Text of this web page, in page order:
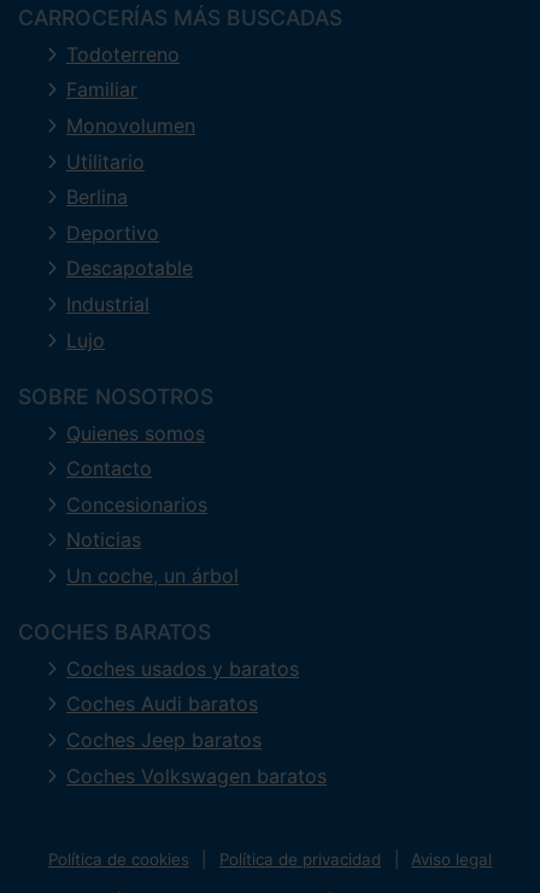
CARROCERÍAS MÁS BUSCADAS
Todoterreno
Familiar
Monovolumen
Utilitario
Berlina
Deportivo
Descapotable
Industrial
Lujo
SOBRE NOSOTROS
Quienes somos
Contacto
Concesionarios
Noticias
Un coche, un árbol
COCHES BARATOS
Coches usados y baratos
Coches Audi baratos
Coches Jeep baratos
Coches Volkswagen baratos
Política de cookies Política de privacidad Aviso legal